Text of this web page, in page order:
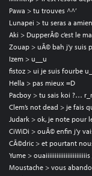
Pawa > tu trouves ^^’
Lunapei > tu seras a
Aki > DupperÃ© c’est le
Zouap > uÃ© bah j’y suis
Izem > u__u
fistoz > ui je suis fourbe
Hella > pas mieux =D
Pacboy > tu sais koi ?… r_r
Clem’s not dead > je fais
Judark > ok, je note pour
CiWiDi > ouÃ© enfin j’y
CÃ©dric > et pourtant
Yume >
Moustache > vous